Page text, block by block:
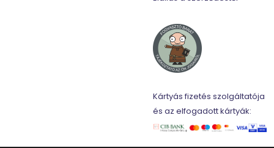
Kártyás fizetés szolgáltatója
és az elfogadott kártyák: